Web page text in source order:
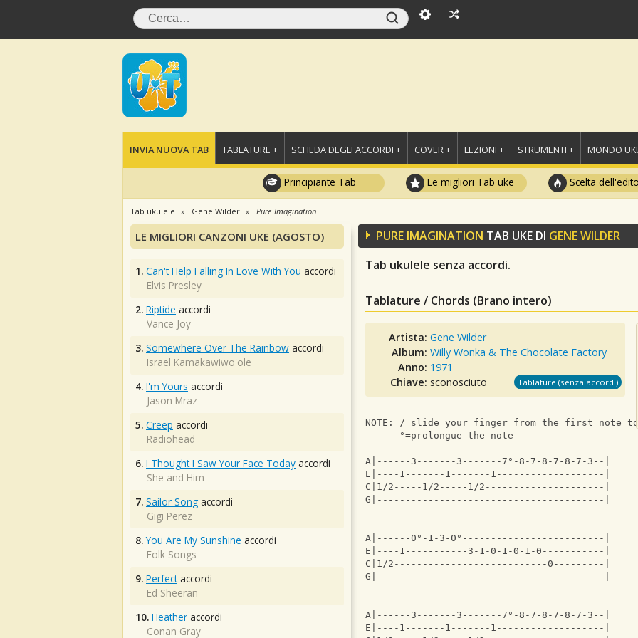
INVIA NUOVA TAB TABLATURE + SCHEDA DEGLI ACCORDI + COVER + LEZIONI + STRUMENTI + MONDO
Principiante Tab Le migliori Tab uke Scelta
Tab ukulele Gene Wilder Pure Imagination
PURE IMAGINATION TAB UKE DI GENE WILDER
Tab ukulele senza accordi.
Tablature / Chords (Brano intero)
Artista:Gene Wilder
Album:Willy Wonka & The Chocolate Factory
Anno: 1971
Chiave:sconosciuto Tablature (senza accordi)
NOTE: /=slide your finger from the first note to
      °=prolongue the note
A|------3-------3-------7°-8-7-8-7-8-7-3--|
E|----1-------1-------1-------------------|
C|1/2-----1/2-----1/2---------------------|
G|----------------------------------------|
A|------0°-1-3-0°-------------------------|
E|----1-----------3-1-0-1-0-1-0-----------|
C|1/2---------------------------0---------|
G|----------------------------------------|
A|------3-------3-------7°-8-7-8-7-8-7-3--|
E|----1-------1-------1-------------------|
LE MIGLIORI CANZONI UKE (AGOSTO)
1. Can't Help Falling In Love With You accordi
Elvis Presley
2. Riptide accordi
Vance Joy
3. Somewhere Over The Rainbow accordi
Israel Kamakawiwo'ole
4. I'm Yours accordi
Jason Mraz
5. Creep accordi
Radiohead
6. I Thought I Saw Your Face Today accordi
She and Him
7. Sailor Song accordi
Gigi Perez
8. You Are My Sunshine accordi
Folk Songs
9. Perfectaccordi
Ed Sheeran
10. Heather accordi
Conan Gray